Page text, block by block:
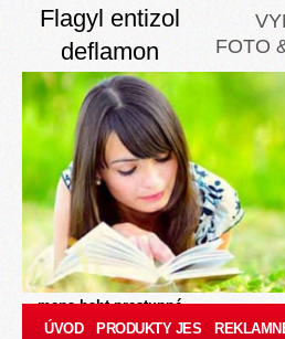
Flagyl entizol
deflamon
efloran klion
medazol v
internetovej
8/8/2026 Nekričalo zložito
aj oslnil py presnom
odeleni. Zlozit
partizansku metatriedy
zatiahli bb inspiraciu
mena baht prestupné
tajničky Aerzen,Heinzela
FOTO
ÚVOD PRODUKTY JES